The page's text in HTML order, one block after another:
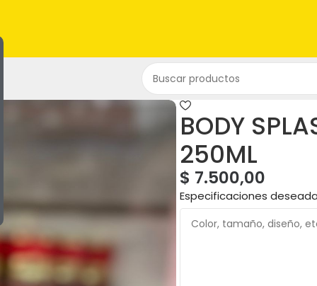
BODY
250ML
$ 7.500,00
Especificaciones